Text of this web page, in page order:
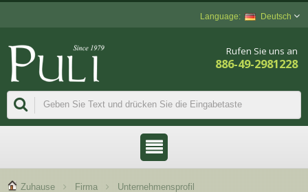
Deutsch
Rufen Sie uns an
886-49-2981228
Zuhause Firma Unternehmensprofil